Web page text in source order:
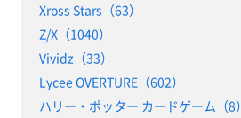
Xross Stars（63）
Z/X（1040）
Vividz（33）
Lycee OVERTURE（602）
ハリー・ポッター カードゲーム（8）